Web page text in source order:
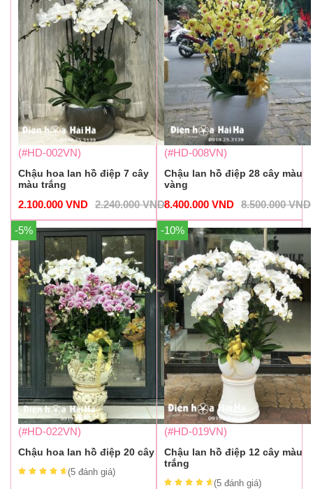
(#HD-002VN)
Chậu hoa lan hồ điệp 7 cây
màu trắng
2.240.000VND
2.100.000 VND
(#HD-008VN)
Chậu lan hồ điệp 28 cây màu
vàng
8.500.000VND
8.400.000 VND
-5%
(#HD-022VN)
Chậu hoa lan hồ điệp 20 cây
(5 đánh giá)
-10%
(#HD-019VN)
Chậu lan hồ điệp 12 cây màu
trắng
(5 đánh giá)